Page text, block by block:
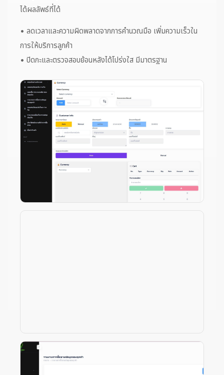
ได้ผลลัพธ์ที่ได้
• ลดเวลาและความผิดพลาดจากการคำนวณมือ เพิ่มความเร็วใน
การให้บริการลูกค้า
• ปิดกะและตรวจสอบย้อนหลังได้โปร่งใส มีมาตรฐาน